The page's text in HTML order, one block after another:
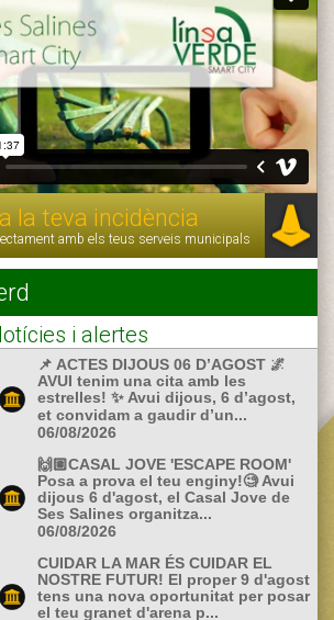
la teva incidència
amb els teus serveis municipals
i alertes
📌 ACTES DIJOUS 06 D’AGOST 🌌
AVUI tenim una cita amb les
estrelles! ✨ Avui dijous, 6 d’agost,
et convidam a gaudir d’un...
06/08/2026
🙌🏼CASAL JOVE 'ESCAPE ROOM'
Posa a prova el teu enginy!🧐 Avui
dijous 6 d'agost, el Casal Jove de
Ses Salines organitza...
06/08/2026
CUIDAR LA MAR ÉS CUIDAR EL
NOSTRE FUTUR! El proper 9 d'agost
tens una nova oportunitat per posar
el teu granet d'arena p...